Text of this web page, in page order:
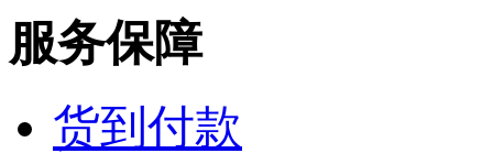
服务保障
货到付款